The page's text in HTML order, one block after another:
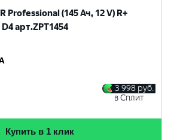
Professional (145 Ач, 12 V) R+
арт.ZPT1454
3 998 руб.
в Сплит
Купить в 1 клик